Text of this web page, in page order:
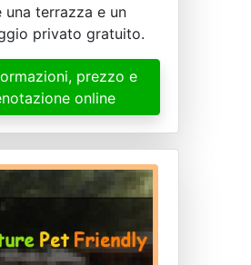
una terrazza e un
privato gratuito.
prezzo e
online